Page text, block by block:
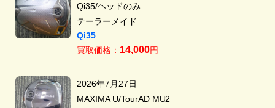
Qi35/ヘッドのみ
テーラーメイド
Qi35
買取価格： 14,000円
2026年7月27日
MAXIMA U/TourAD MU2